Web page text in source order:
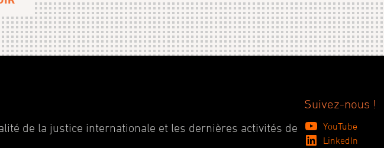
de la justice internationale et les dernières activités de
Suivez-nous !
YouTube
LinkedIn